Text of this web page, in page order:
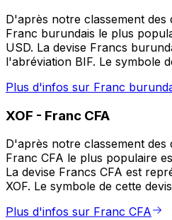
D'après notre classement des
Franc burundais le plus
USD. La devise Francs
l'abréviation BIF. Le symbole
Plus d'infos sur Franc
XOF - Franc CFA
D'après notre classement des
Franc CFA le plus populaire
La devise Francs CFA est
XOF. Le symbole de cette
Plus d'infos sur Franc CFA